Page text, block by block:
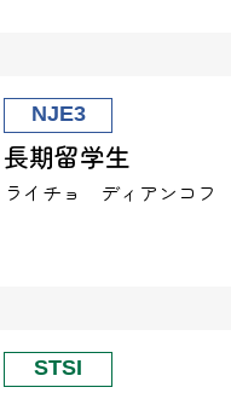
NJE3
長期留学生
ライチョ ディアンコフ
STSI